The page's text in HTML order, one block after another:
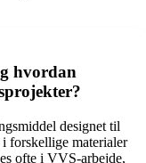
hvordan
designet til
forskellige materialer
ofte i VVS-arbejde,